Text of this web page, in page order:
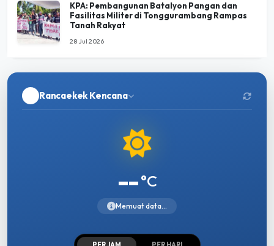
KPA: Pembangunan Batalyon Pangan dan
Fasilitas Militer di Tonggurambang Rampas
Tanah Rakyat
28 Jul 2026
Rancaekek Kencana
--°C
Memuat data...